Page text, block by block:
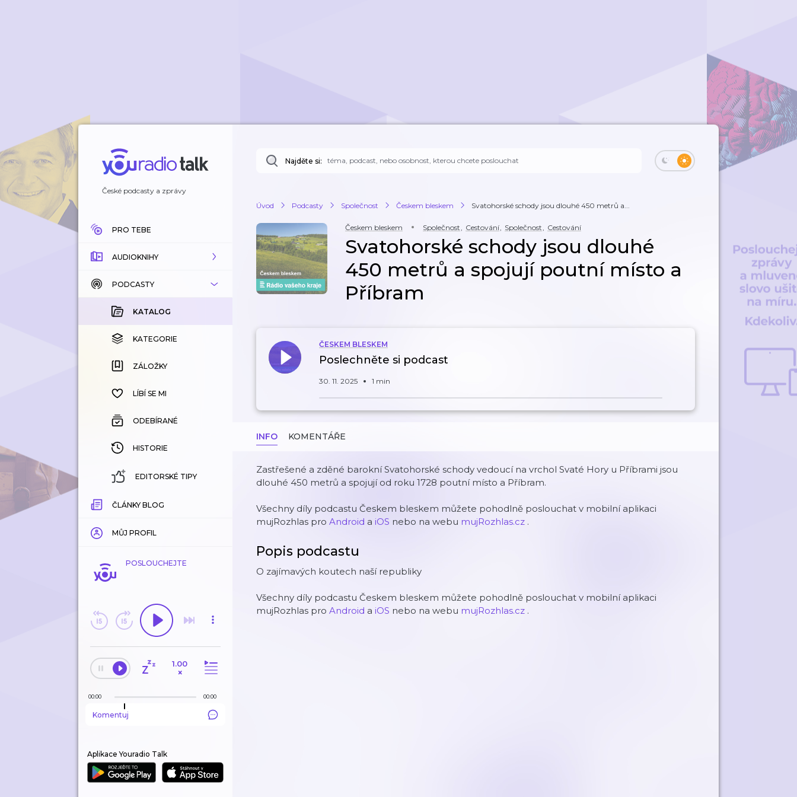
České podcasty a zprávy
PRO TEBE
AUDIOKNIHY
KATALOG
KOUPENÉ
KATEGORIE
ZÁLOŽKY
HISTORIE
PODCASTY
KATALOG
KATEGORIE
ZÁLOŽKY
LÍBÍ SE MI
ODEBÍRANÉ
HISTORIE
EDITORSKÉ TIPY
ČLÁNKY BLOG
MŮJ PROFIL
POSLOUCHEJTE
1.00
×
00:00 00:00
Komentuj
Aplikace Youradio Talk
Najděte si:
Úvod Podcasty Společnost Českem bleskem Svatohorské schody jsou dlouhé 450 metrů a...
Českem bleskem Společnost, Cestování, Společnost, Cestování
Svatohorské schody jsou dlouhé
450 metrů a spojují poutní místo a
Příbram
ČESKEM BLESKEM
Poslechněte si podcast
30. 11. 2025 1 min
INFO KOMENTÁŘE
Zastřešené a zděné barokní Svatohorské schody vedoucí na vrchol Svaté Hory u Příbrami jsou
dlouhé 450 metrů a spojují od roku 1728 poutní místo a Příbram.
Všechny díly podcastu Českem bleskem můžete pohodlně poslouchat v mobilní aplikaci
mujRozhlas pro Android a iOS nebo na webu mujRozhlas.cz .
Popis podcastu
O zajímavých koutech naší republiky
Všechny díly podcastu Českem bleskem můžete pohodlně poslouchat v mobilní aplikaci
mujRozhlas pro Android a iOS nebo na webu mujRozhlas.cz .